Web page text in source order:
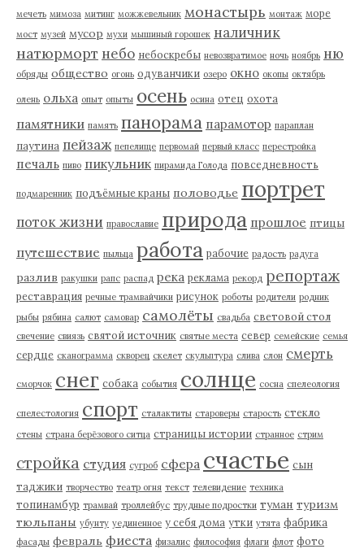
мечеть мимоза митинг можжевельник монастырь монтаж море
мост музей мусор мухи мышиный горошек наличник
натюрморт небо небоскребы невозвратимое ночь ноябрь ню
обряды общество огонь одуванчики озеро окно окопы октябрь
олень ольха опыт опыты осень осина отец охота
памятники память панорама парамотор параплан
паутина пейзаж пепелище первомай первый класс перестройка
печаль пиво пикульник пирамида Голода повседневность
подмаренник подъёмные краны половодье портрет
поток жизни православие природа прошлое птицы
путешествие пыльца работа рабочие радость радуга
разлив ракушки рапс распад река реклама рекорд репортаж
реставрация речные трамвайчики рисунок роботы родители родник
рыбы рябина салют самовар самолёты свадьба световой стол
свечение свиязь святой источник святые места север семейские семья
сердце сканограмма скворец скелет скульптура слива слон смерть
сморчок снег собака события солнце сосна спелеология
спелестология спорт сталактиты староверы старость стекло
стены страна берёзового ситца страницы истории странное стрим
стройка студия сугроб сфера счастье сын
таджики творчество театр огня текст телевидение техника
топинамбур трамвай троллейбус трудные подростки туман туризм
тюльпаны убунту уединенное у себя дома утки утята фабрика
фасады февраль фиеста физалис философия флаги флот фото